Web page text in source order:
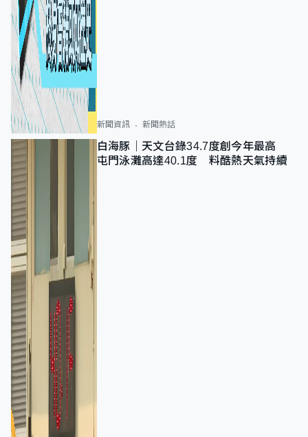
新聞資訊 新聞熱話
白海豚｜天文台錄34.7度創今年最高
屯門泳灘高達40.1度 料酷熱天氣持續